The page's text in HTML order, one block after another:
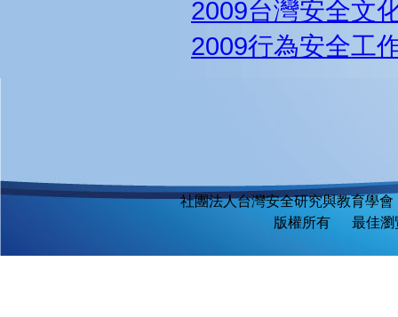
2009台灣安全文
2009行為安全工
社團法人台灣安全研究與教育學會
版權所有 最佳瀏